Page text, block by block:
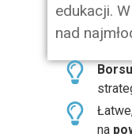
edukacji.
nad
na